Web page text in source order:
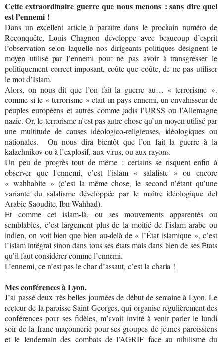
Cette extraordinaire guerre que nous menons : sans dire quel
est l’ennemi !
Dans un excellent article à paraître dans le prochain numéro de
Reconquête, Louis Chagnon développe avec beaucoup d’esprit
l’observation selon laquelle nos dirigeants politiques désignent le
moyen utilisé par l’ennemi pour ne pas avoir à transgresser le
politiquement correct imposant, coûte que coûte, de ne pas utiliser
le mot d’Islam.
Alors, on nous dit que l’on fait la guerre au… « terrorisme ».
comme si le « terrorisme » était un pays ennemi, un envahisseur de
peuples européens et autres comme jadis l’URSS ou l’Allemagne
nazie. Or, le terrorisme n’est pas autre chose qu’un moyen utilisé par
une multitude de causes idéologico-religieuses, idéologiques ou
nationales. On nous dira bientôt que l’on fait la guerre à la
kalachnikov ou à l’explosif, aux virus, ou aux rayons.
Un peu de progrès tout de même : certains se risquent enfin à
observer que l’ennemi, c’est l’islam « salafiste » ou encore
« wahhabite » (c’est la même chose, le second n’étant qu’une
variante du salafisme développée par le maître idéologique del
Arabie Saoudite, Ibn Wahhad).
Et comme cet islam-là, ou ses mouvements apparentés ou
semblables, c’est largement plus de la moitié de l’islam arabe ou
indien, on voit bien que bien au-delà de « l’État islamique », c’est
l’islam intégral sinon dans tous ses états mais dans bien de ses États
qu’il faut considérer comme l’ennemi.
L’ennemi, ce n’est pas le char d’assaut, c’est la charia !
Mes conférences à Lyon.
J’ai passé deux très belles journées de début de semaine à Lyon. Le
recteur de la paroisse Saint-Georges, qui organise régulièrement des
conférences pour ses fidèles, m’avait invité à venir parler le lundi
soir de la franc-maçonnerie pour ses groupes de jeunes paroissiens
et le lendemain des combats de l’AGRIF face au nihilisme du